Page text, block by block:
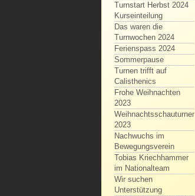
Turnstart Herbst 2024
Kurseinteilung
Das waren die
Turnwochen 2024
Ferienspass 2024
Sommerpause
Turnen trifft auf
Calisthenics
Frohe Weihnachten
2023
Weihnachtsschauturnen
2023
Nachwuchs im
Bewegungsverein
Tobias Kriechhammer
im Nationalteam
Wir suchen
Unterstützung